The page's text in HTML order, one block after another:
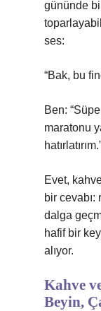
gününde
ses:
“Bak, bu
Ben:
maratonu
Evet,
bir
dalga
hafif bir
alıyor.
Kahve
Beyin,